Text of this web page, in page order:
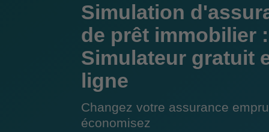
Simulation
de prêt immobilier :
Simulateur gratuit
ligne
Changez votre assurance
économisez